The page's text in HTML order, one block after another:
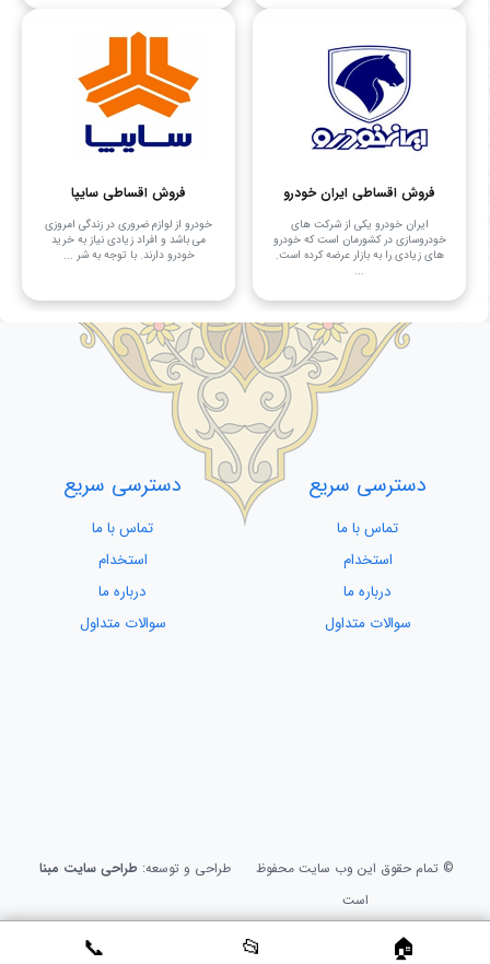
فروش اقساطی ایران خودرو
ایران خودرو یکی از شرکت های
خودروسازی در کشورمان است که خودرو
های زیادی را به بازار عرضه کرده است.
...
فروش اقساطی سایپا
خودرو از لوازم ضروری در زندگی امروزی
می باشد و افراد زیادی نیاز به خرید
خودرو دارند. با توجه به شر ...
دسترسی سریع
تماس با ما
استخدام
درباره ما
سوالات متداول
دسترسی سریع
تماس با ما
استخدام
درباره ما
سوالات متداول
© تمام حقوق این وب سایت محفوظ
است
طراحی و توسعه:طراحی سایت مبنا